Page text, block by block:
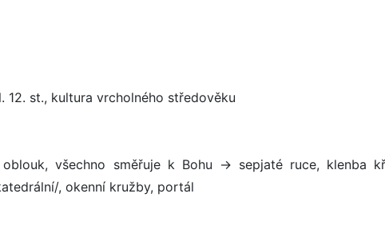
st., kultura vrcholného středověku
všechno směřuje k Bohu -> sepjaté ruce, klenba
, okenní kružby, portál